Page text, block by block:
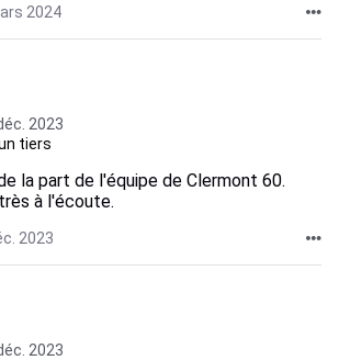
2024
2023
tiers
la part de l'équipe de Clermont 60.
à l'écoute.
2023
2023